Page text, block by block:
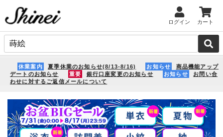
ログイン カート
休業案内 夏季休業のお知らせ(8/13-8/16) お知らせ
商品機能アップ
デートのお知らせ
重要 銀行口座変更のお知らせ お知らせ
お問い合
わせに対するご返信メールについて